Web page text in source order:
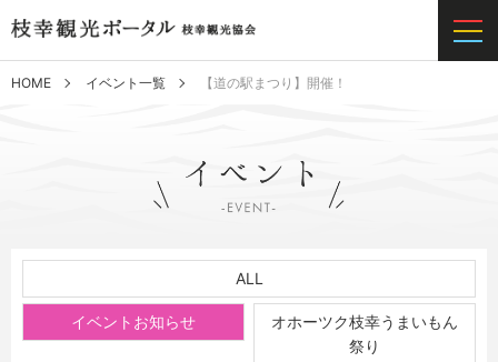
HOME イベント一覧 【道の駅まつり】開催！
ALL
イベントお知らせ
オホーツク枝幸うまいもん
祭り